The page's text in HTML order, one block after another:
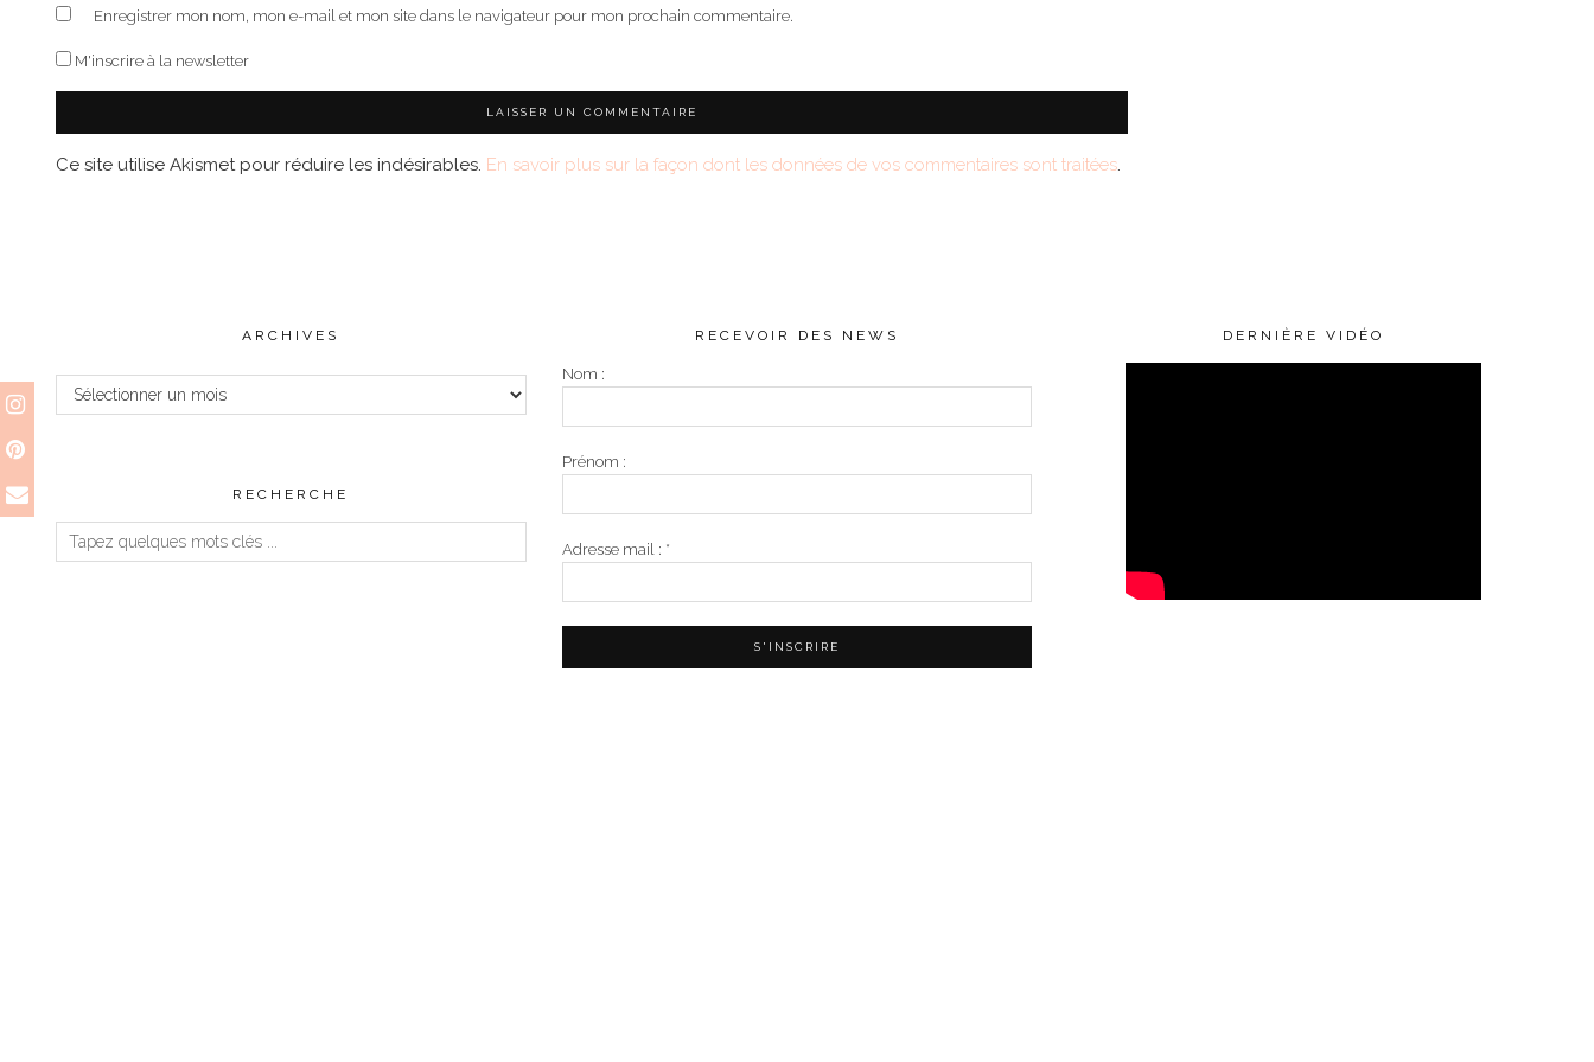
Enregistrer mon nom, mon e-mail et mon site dans le navigateur pour mon prochain commentaire.
M'inscrire à la newsletter
Ce site utilise Akismet pour réduire les indésirables. En savoir plus sur la façon dont les données de vos commentaires sont traitées.
ARCHIVES
Archives
RECHERCHE
RECEVOIR DES NEWS
Nom :
Prénom :
Adresse mail : *
DERNIÈRE VIDÉO